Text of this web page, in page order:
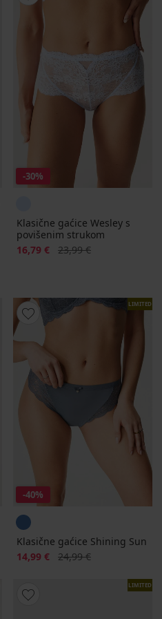
-30%
Klasične gaćice Wesley s
povišenim strukom
Popust
16,79 € Prvobitna cijena
23,99 €
LIMITED
-40%
Klasične gaćice Shining Sun
Popust
14,99 € Prvobitna cijena
24,99 €
LIMITED